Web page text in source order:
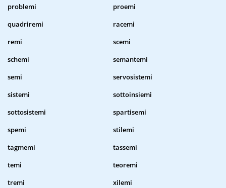
problemi
proemi
quadriremi
racemi
remi
scemi
schemi
semantemi
semi
servosistemi
sistemi
sottoinsiemi
sottosistemi
spartisemi
spemi
stilemi
tagmemi
tassemi
temi
teoremi
tremi
xilemi